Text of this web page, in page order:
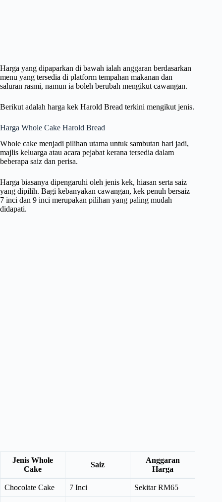
Harga yang dipaparkan di bawah ialah anggaran berdasarkan
menu yang tersedia di platform tempahan makanan dan
saluran rasmi, namun ia boleh berubah mengikut cawangan.
Berikut adalah harga kek Harold Bread terkini mengikut jenis.
Harga Whole Cake Harold Bread
Whole cake menjadi pilihan utama untuk sambutan hari jadi,
majlis keluarga atau acara pejabat kerana tersedia dalam
beberapa saiz dan perisa.
Harga biasanya dipengaruhi oleh jenis kek, hiasan serta saiz
yang dipilih. Bagi kebanyakan cawangan, kek penuh bersaiz
7 inci dan 9 inci merupakan pilihan yang paling mudah
didapati.
Jenis Whole
Cake
Saiz
Anggaran
Harga
Chocolate Cake 7 Inci Sekitar RM65